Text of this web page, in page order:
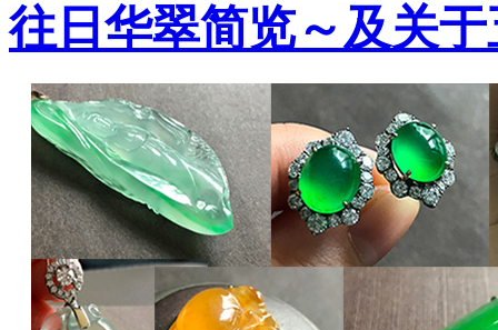
往日华翠简览～及关